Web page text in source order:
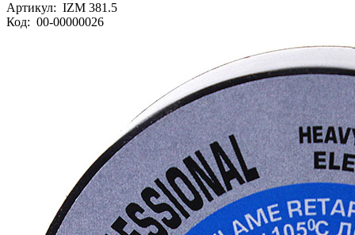
Артикул: IZM 381.5
Код: 00-00000026